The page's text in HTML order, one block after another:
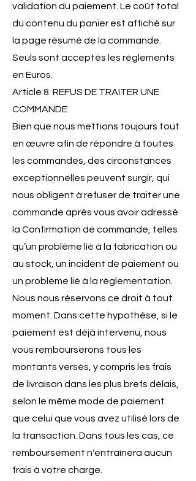
validation du paiement. Le coût total
du contenu du panier est affiché sur
la page résumé de la commande.
Seuls sont acceptés les règlements
en Euros.
Article 8. REFUS DE TRAITER UNE
COMMANDE
Bien que nous mettions toujours tout
en œuvre afin de répondre à toutes
les commandes, des circonstances
exceptionnelles peuvent surgir, qui
nous obligent à refuser de traiter une
commande après vous avoir adressé
la Confirmation de commande, telles
qu’un problème lié à la fabrication ou
au stock, un incident de paiement ou
un problème lié à la réglementation.
Nous nous réservons ce droit à tout
moment. Dans cette hypothèse, si le
paiement est déjà intervenu, nous
vous rembourserons tous les
montants versés, y compris les frais
de livraison dans les plus brefs délais,
selon le même mode de paiement
que celui que vous avez utilisé lors de
la transaction. Dans tous les cas, ce
remboursement n'entraînera aucun
frais à votre charge.